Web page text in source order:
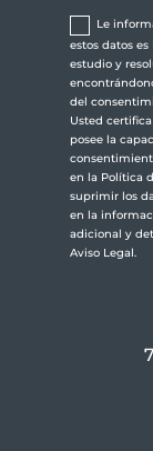
Le
estos datos
estudio y
del
Usted
posee la
en la Política
suprimir los
en la
adicional y
Aviso Legal.